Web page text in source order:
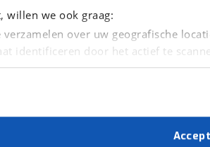
willen we ook graag:
over uw geografische
identificeren door het actief te
uw persoonlijke gegevens worden
technieken zorgen we
dat de website goed werkt.